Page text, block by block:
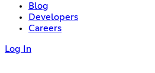
Blog
Developers
Careers
Log In